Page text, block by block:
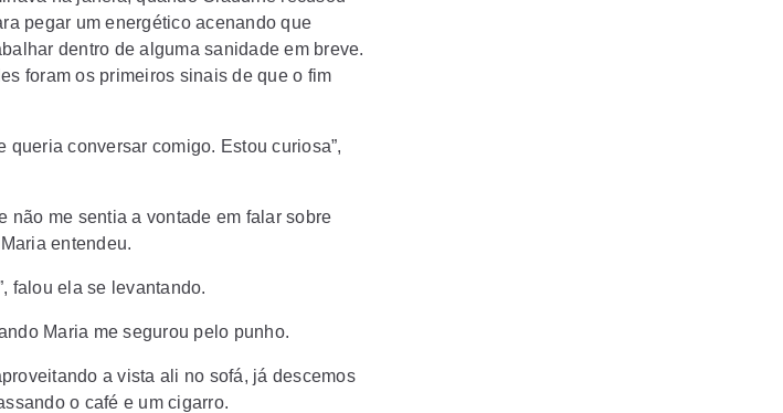
pegar um energético acenando que
dentro de alguma sanidade em breve.
foram os primeiros sinais de que o fim
queria conversar comigo. Estou curiosa”,
não me sentia a vontade em falar sobre
entendeu.
falou ela se levantando.
Maria me segurou pelo punho.
a vista ali no sofá, já descemos
o café e um cigarro.